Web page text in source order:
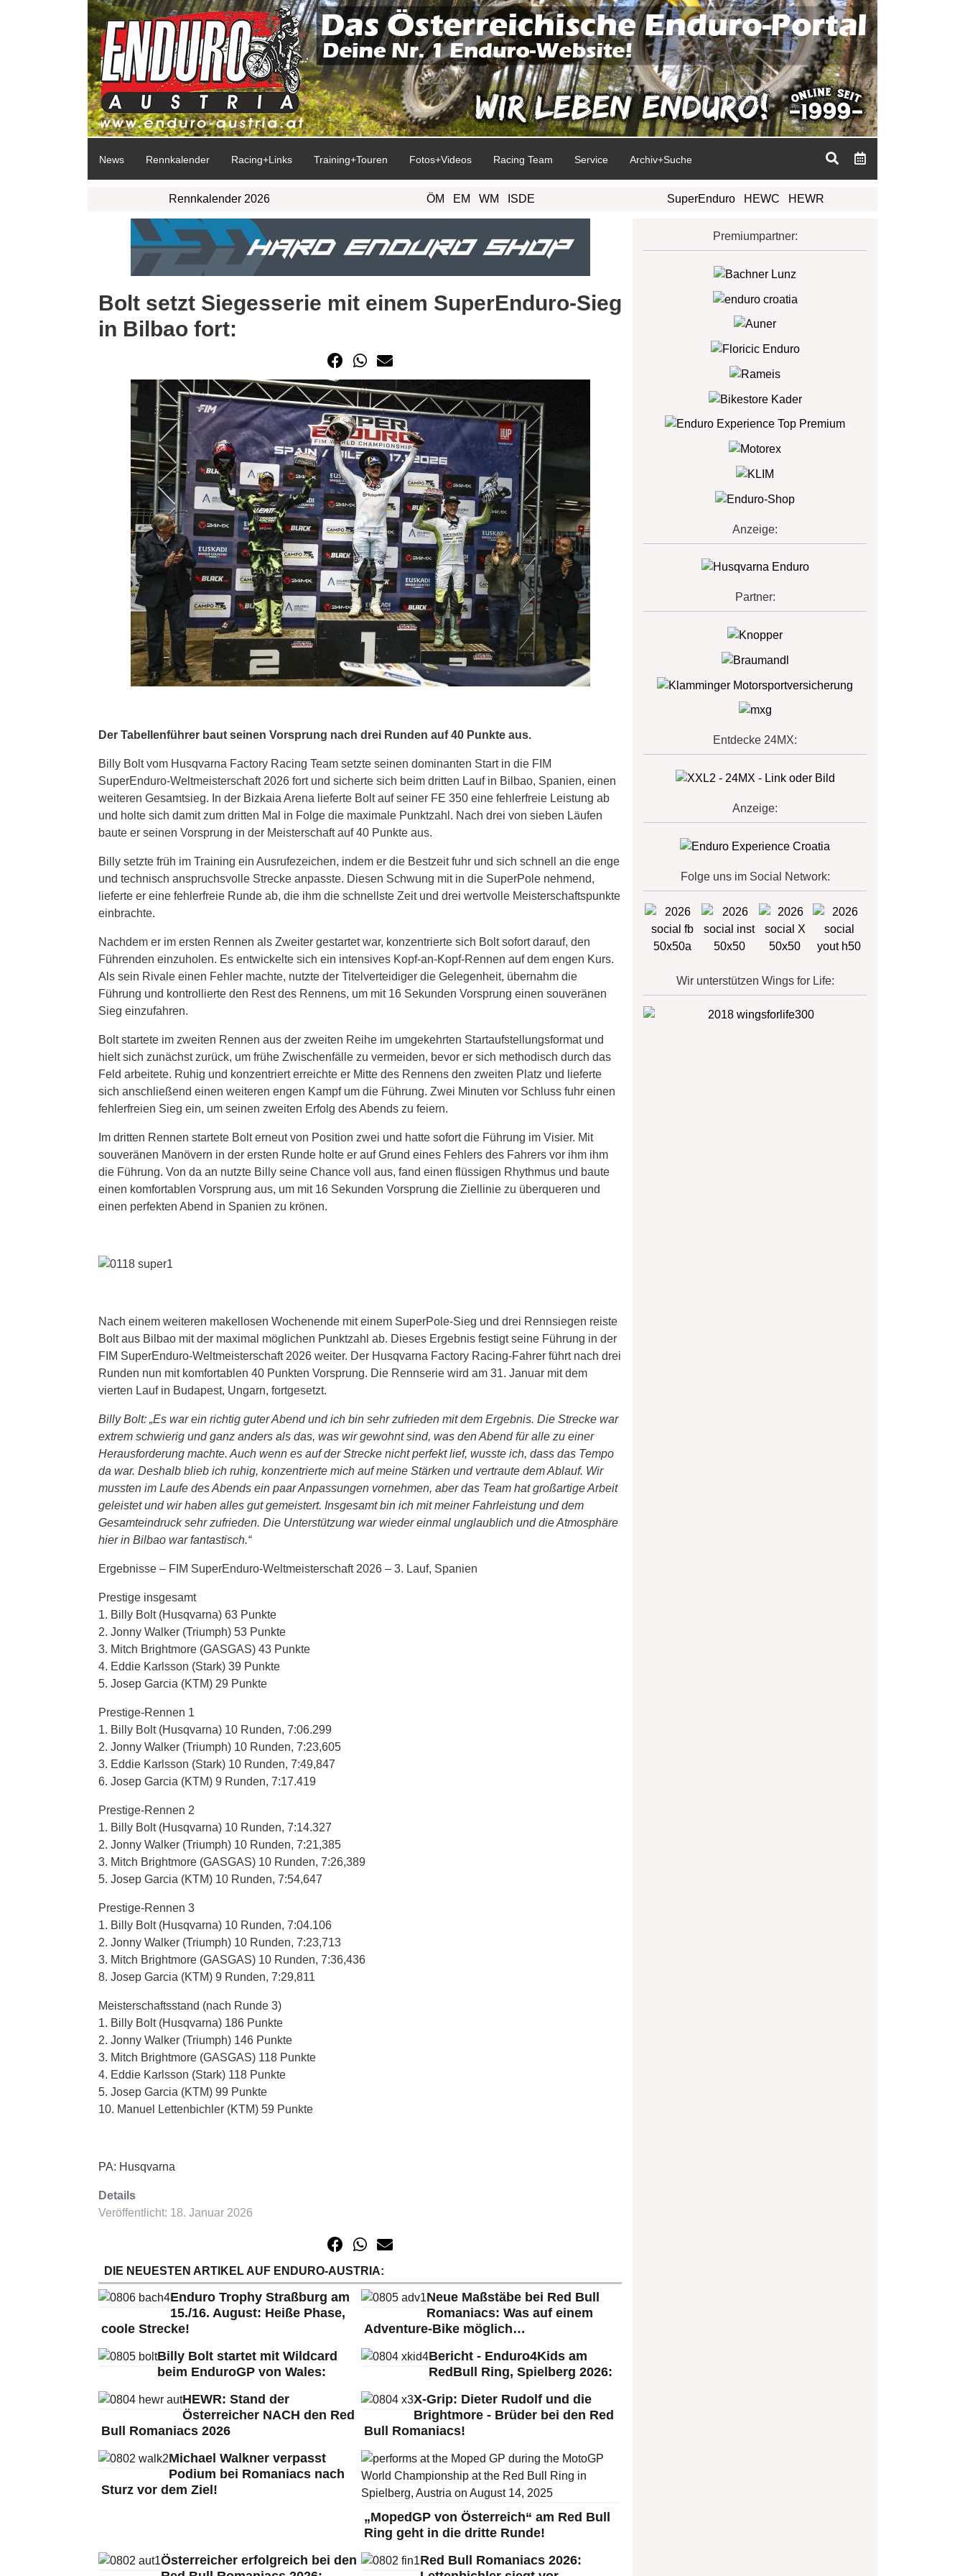
News Rennkalender Racing+Links Training+Touren Fotos+Videos Racing Team Service Archiv+Suche
Rennkalender 2026 ÖM EM WM ISDE SuperEnduro HEWC HEWR
Bolt setzt Siegesserie mit einem SuperEnduro-Sieg
in Bilbao fort:
Der Tabellenführer baut seinen Vorsprung nach drei Runden auf 40 Punkte aus.
Billy Bolt vom Husqvarna Factory Racing Team setzte seinen dominanten Start in die FIM
SuperEnduro-Weltmeisterschaft 2026 fort und sicherte sich beim dritten Lauf in Bilbao, Spanien, einen
weiteren Gesamtsieg. In der Bizkaia Arena lieferte Bolt auf seiner FE 350 eine fehlerfreie Leistung ab
und holte sich damit zum dritten Mal in Folge die maximale Punktzahl. Nach drei von sieben Läufen
baute er seinen Vorsprung in der Meisterschaft auf 40 Punkte aus.
Billy setzte früh im Training ein Ausrufezeichen, indem er die Bestzeit fuhr und sich schnell an die enge
und technisch anspruchsvolle Strecke anpasste. Diesen Schwung mit in die SuperPole nehmend,
lieferte er eine fehlerfreie Runde ab, die ihm die schnellste Zeit und drei wertvolle Meisterschaftspunkte
einbrachte.
Nachdem er im ersten Rennen als Zweiter gestartet war, konzentrierte sich Bolt sofort darauf, den
Führenden einzuholen. Es entwickelte sich ein intensives Kopf-an-Kopf-Rennen auf dem engen Kurs.
Als sein Rivale einen Fehler machte, nutzte der Titelverteidiger die Gelegenheit, übernahm die
Führung und kontrollierte den Rest des Rennens, um mit 16 Sekunden Vorsprung einen souveränen
Sieg einzufahren.
Bolt startete im zweiten Rennen aus der zweiten Reihe im umgekehrten Startaufstellungsformat und
hielt sich zunächst zurück, um frühe Zwischenfälle zu vermeiden, bevor er sich methodisch durch das
Feld arbeitete. Ruhig und konzentriert erreichte er Mitte des Rennens den zweiten Platz und lieferte
sich anschließend einen weiteren engen Kampf um die Führung. Zwei Minuten vor Schluss fuhr einen
fehlerfreien Sieg ein, um seinen zweiten Erfolg des Abends zu feiern.
Im dritten Rennen startete Bolt erneut von Position zwei und hatte sofort die Führung im Visier. Mit
souveränen Manövern in der ersten Runde holte er auf Grund eines Fehlers des Fahrers vor ihm ihm
die Führung. Von da an nutzte Billy seine Chance voll aus, fand einen flüssigen Rhythmus und baute
einen komfortablen Vorsprung aus, um mit 16 Sekunden Vorsprung die Ziellinie zu überqueren und
einen perfekten Abend in Spanien zu krönen.
Nach einem weiteren makellosen Wochenende mit einem SuperPole-Sieg und drei Rennsiegen reiste
Bolt aus Bilbao mit der maximal möglichen Punktzahl ab. Dieses Ergebnis festigt seine Führung in der
FIM SuperEnduro-Weltmeisterschaft 2026 weiter. Der Husqvarna Factory Racing-Fahrer führt nach drei
Runden nun mit komfortablen 40 Punkten Vorsprung. Die Rennserie wird am 31. Januar mit dem
vierten Lauf in Budapest, Ungarn, fortgesetzt.
Billy Bolt: „Es war ein richtig guter Abend und ich bin sehr zufrieden mit dem Ergebnis. Die Strecke war
extrem schwierig und ganz anders als das, was wir gewohnt sind, was den Abend für alle zu einer
Herausforderung machte. Auch wenn es auf der Strecke nicht perfekt lief, wusste ich, dass das Tempo
da war. Deshalb blieb ich ruhig, konzentrierte mich auf meine Stärken und vertraute dem Ablauf. Wir
mussten im Laufe des Abends ein paar Anpassungen vornehmen, aber das Team hat großartige Arbeit
geleistet und wir haben alles gut gemeistert. Insgesamt bin ich mit meiner Fahrleistung und dem
Gesamteindruck sehr zufrieden. Die Unterstützung war wieder einmal unglaublich und die Atmosphäre
hier in Bilbao war fantastisch.“
Ergebnisse – FIM SuperEnduro-Weltmeisterschaft 2026 – 3. Lauf, Spanien
Prestige insgesamt
1. Billy Bolt (Husqvarna) 63 Punkte
2. Jonny Walker (Triumph) 53 Punkte
3. Mitch Brightmore (GASGAS) 43 Punkte
4. Eddie Karlsson (Stark) 39 Punkte
5. Josep Garcia (KTM) 29 Punkte
Prestige-Rennen 1
1. Billy Bolt (Husqvarna) 10 Runden, 7:06.299
2. Jonny Walker (Triumph) 10 Runden, 7:23,605
3. Eddie Karlsson (Stark) 10 Runden, 7:49,847
6. Josep Garcia (KTM) 9 Runden, 7:17.419
Prestige-Rennen 2
1. Billy Bolt (Husqvarna) 10 Runden, 7:14.327
2. Jonny Walker (Triumph) 10 Runden, 7:21,385
3. Mitch Brightmore (GASGAS) 10 Runden, 7:26,389
5. Josep Garcia (KTM) 10 Runden, 7:54,647
Prestige-Rennen 3
1. Billy Bolt (Husqvarna) 10 Runden, 7:04.106
2. Jonny Walker (Triumph) 10 Runden, 7:23,713
3. Mitch Brightmore (GASGAS) 10 Runden, 7:36,436
8. Josep Garcia (KTM) 9 Runden, 7:29,811
Meisterschaftsstand (nach Runde 3)
1. Billy Bolt (Husqvarna) 186 Punkte
2. Jonny Walker (Triumph) 146 Punkte
3. Mitch Brightmore (GASGAS) 118 Punkte
4. Eddie Karlsson (Stark) 118 Punkte
5. Josep Garcia (KTM) 99 Punkte
10. Manuel Lettenbichler (KTM) 59 Punkte
PA: Husqvarna
Details
Veröffentlicht: 18. Januar 2026
DIE NEUESTEN ARTIKEL AUF ENDURO-AUSTRIA:
Enduro Trophy Straßburg am
15./16. August: Heiße Phase,
coole Strecke!
Neue Maßstäbe bei Red Bull
Romaniacs: Was auf einem
Adventure-Bike möglich…
Billy Bolt startet mit Wildcard
beim EnduroGP von Wales:
Bericht - Enduro4Kids am
RedBull Ring, Spielberg 2026:
HEWR: Stand der
Österreicher NACH den Red
Bull Romaniacs 2026
X-Grip: Dieter Rudolf und die
Brightmore - Brüder bei den Red
Bull Romaniacs!
Michael Walkner verpasst
Podium bei Romaniacs nach
Sturz vor dem Ziel!
„MopedGP von Österreich“ am Red Bull
Ring geht in die dritte Runde!
Österreicher erfolgreich bei den
Red Bull Romaniacs 2026:
Premiumpartner:
Anzeige:
Partner:
Entdecke 24MX:
Anzeige:
Folge uns im Social Network:
Wir unterstützen Wings for Life: